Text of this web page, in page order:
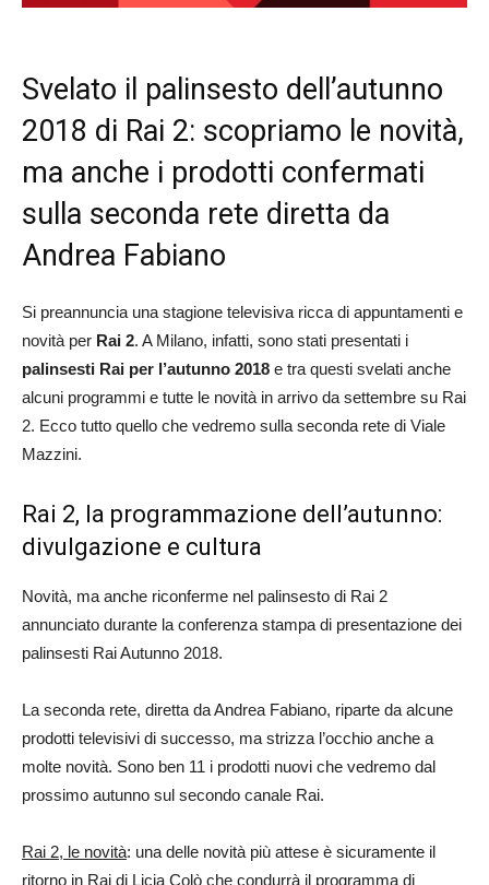
Svelato il palinsesto dell’autunno
2018 di Rai 2: scopriamo le novità,
ma anche i prodotti confermati
sulla seconda rete diretta da
Andrea Fabiano
Si preannuncia una stagione televisiva ricca di appuntamenti e
novità per Rai 2. A Milano, infatti, sono stati presentati i
palinsesti Rai per l’autunno 2018 e tra questi svelati anche
alcuni programmi e tutte le novità in arrivo da settembre su Rai
2. Ecco tutto quello che vedremo sulla seconda rete di Viale
Mazzini.
Rai 2, la programmazione dell’autunno:
divulgazione e cultura
Novità, ma anche riconferme nel palinsesto di Rai 2
annunciato durante la conferenza stampa di presentazione dei
palinsesti Rai Autunno 2018.
La seconda rete, diretta da Andrea Fabiano, riparte da alcune
prodotti televisivi di successo, ma strizza l’occhio anche a
molte novità. Sono ben 11 i prodotti nuovi che vedremo dal
prossimo autunno sul secondo canale Rai.
Rai 2, le novità: una delle novità più attese è sicuramente il
ritorno in Rai di Licia Colò che condurrà il programma di